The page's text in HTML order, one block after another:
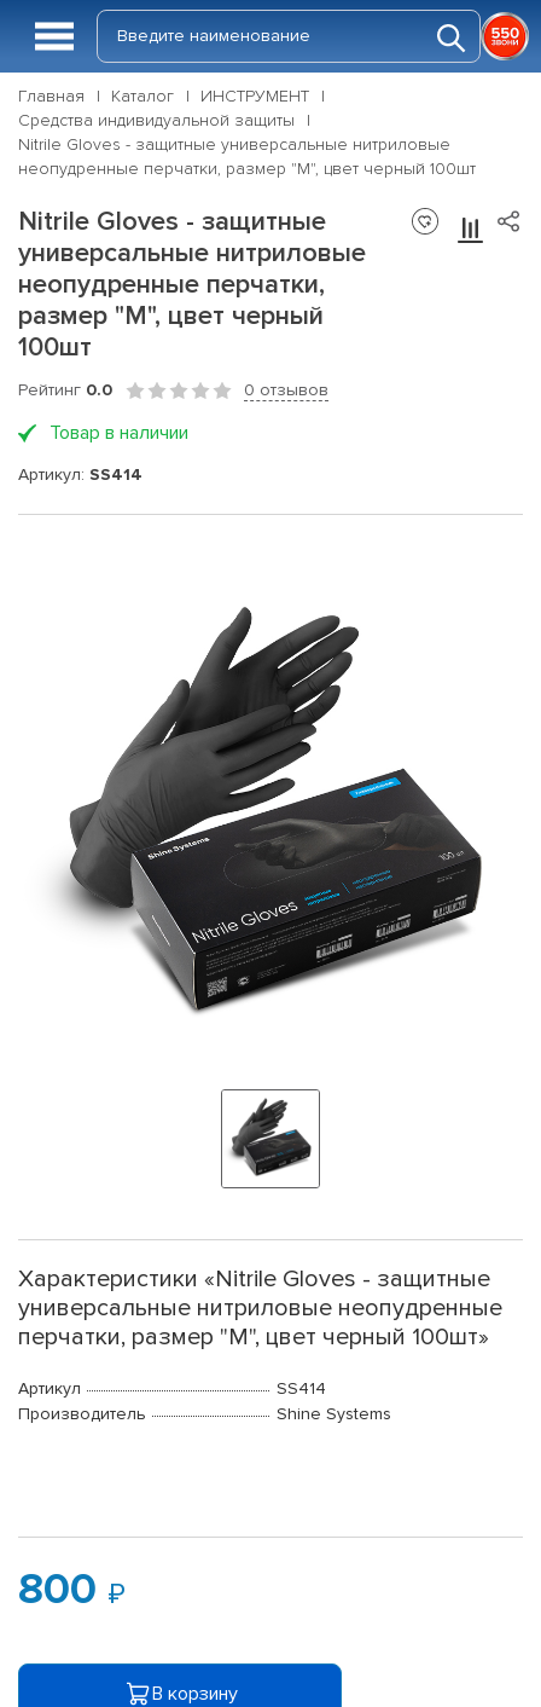
Главная Каталог
ИНСТРУМЕНТ
Средства индивидуальной защиты
Nitrile Gloves - защитные универсальные нитриловые
неопудренные перчатки, размер "M", цвет черный 100шт
Nitrile Gloves - защитные
универсальные нитриловые
неопудренные перчатки,
размер "M", цвет черный
100шт
Рейтинг 0.0 0 отзывов
Товар в наличии
Артикул: SS414
Характеристики «Nitrile Gloves - защитные
универсальные нитриловые неопудренные
перчатки, размер "M", цвет черный 100шт»
Артикул
SS414
Производитель
Shine Systems
800
В корзину